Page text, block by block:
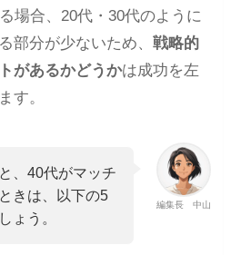
場合、20代・30代のように
部分が少ないため、戦略的
があるかどうかは成功を左
す。
編集長 中山
、40代がマッチ
きは、以下の5
ょう。